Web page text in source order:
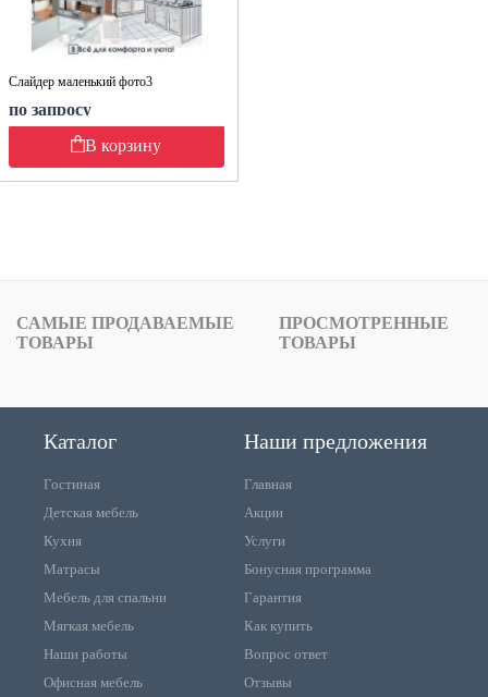
Слайдер маленький фото3
по запросу
В корзину
САМЫЕ ПРОДАВАЕМЫЕ
ТОВАРЫ
ПРОСМОТРЕННЫЕ
ТОВАРЫ
Каталог
Гостиная
Детская мебель
Кухня
Матрасы
Мебель для спальни
Мягкая мебель
Наши работы
Офисная мебель
Наши предложения
Главная
Акции
Услуги
Бонусная программа
Гарантия
Как купить
Вопрос ответ
Отзывы